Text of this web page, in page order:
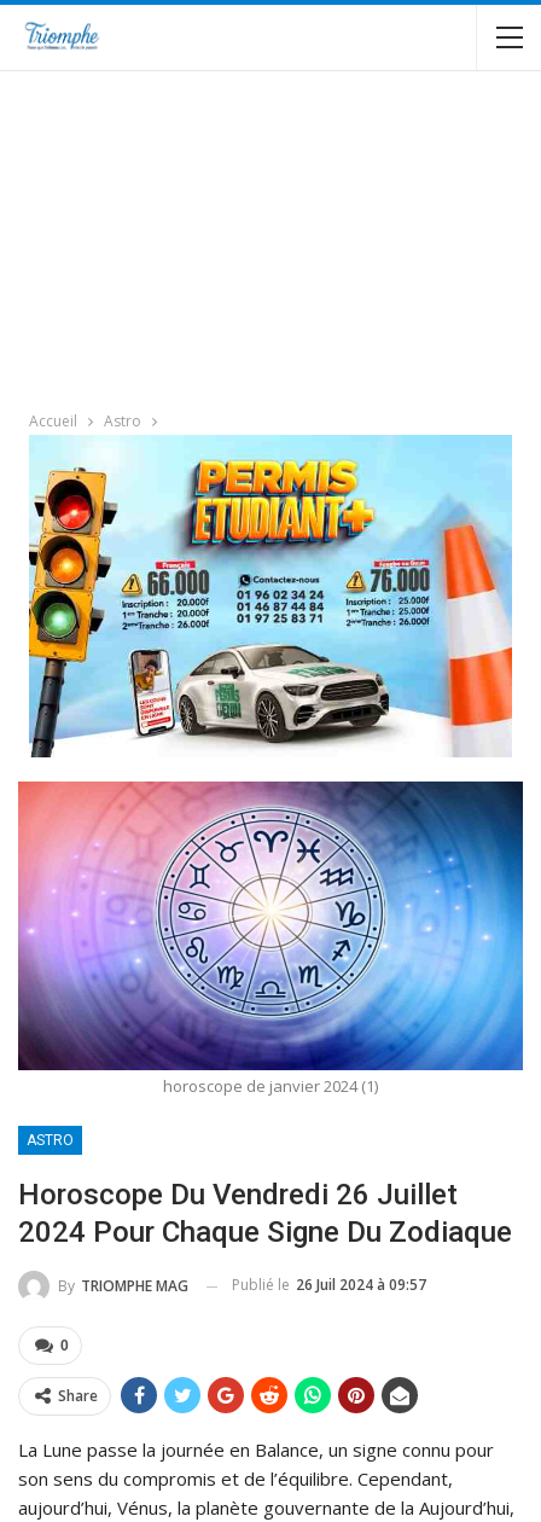
Accueil Astro
horoscope de janvier 2024 (1)
ASTRO
Horoscope Du Vendredi 26 Juillet
2024 Pour Chaque Signe Du Zodiaque
By TRIOMPHE MAG Publié le 26 Juil 2024 à 09:57
0
Share
La Lune passe la journée en Balance, un signe connu pour
son sens du compromis et de l’équilibre. Cependant,
aujourd’hui, Vénus, la planète gouvernante de la Aujourd’hui,